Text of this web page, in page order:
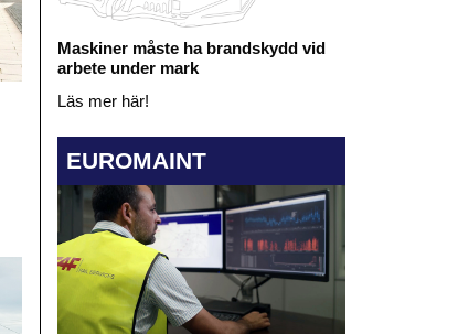
Maskiner måste ha brandskydd vid
arbete under mark
Läs mer här!
EUROMAINT